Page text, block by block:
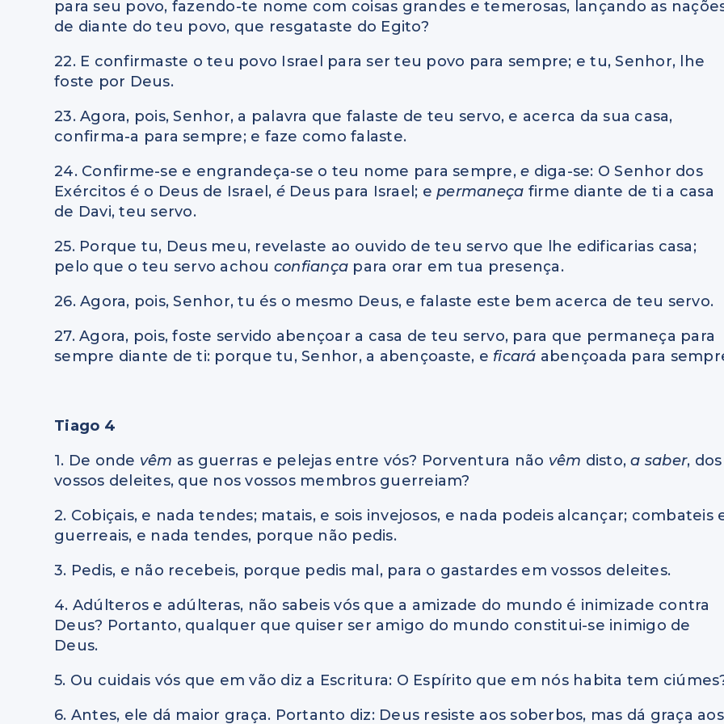
para seu povo, fazendo-te nome com coisas grandes e temerosas, lançando as
de diante do teu povo, que resgataste do Egito?
22. E confirmaste o teu povo Israel para ser teu povo para sempre; e tu, Senhor, lhe
foste por Deus.
23. Agora, pois, Senhor, a palavra que falaste de teu servo, e acerca da sua casa,
confirma-a para sempre; e faze como falaste.
24. Confirme-se e engrandeça-se o teu nome para sempre,e diga-se: O Senhor dos
Exércitos é o Deus de Israel, é Deus para Israel; epermaneça firme diante de ti a casa
de Davi, teu servo.
25. Porque tu, Deus meu, revelaste ao ouvido de teu servo que lhe edificarias casa;
pelo que o teu servo achou confiança para orar em tua presença.
26. Agora, pois, Senhor, tu és o mesmo Deus, e falaste este bem acerca de teu servo.
27. Agora, pois, foste servido abençoar a casa de teu servo, para que permaneça para
sempre diante de ti: porque tu, Senhor, a abençoaste, e ficará abençoada para
Tiago 4
1. De onde vêm as guerras e pelejas entre vós? Porventura não vêm disto,a saber, dos
vossos deleites, que nos vossos membros guerreiam?
2. Cobiçais, e nada tendes; matais, e sois invejosos, e nada podeis alcançar; combateis
guerreais, e nada tendes, porque não pedis.
3. Pedis, e não recebeis, porque pedis mal, para o gastardes em vossos deleites.
4. Adúlteros e adúlteras, não sabeis vós que a amizade do mundo é inimizade contra
Deus? Portanto, qualquer que quiser ser amigo do mundo constitui-se inimigo de
Deus.
5. Ou cuidais vós que em vão diz a Escritura: O Espírito que em nós habita tem
6. Antes, ele dá maior graça. Portanto diz: Deus resiste aos soberbos, mas dá graça aos